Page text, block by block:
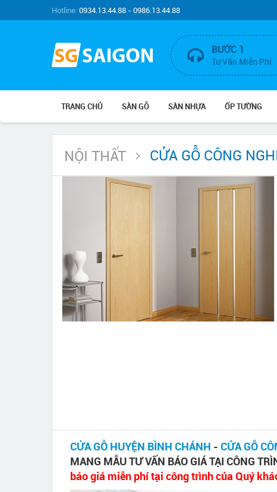
Hotline:0934.13.44.88 - 0986.13.44.88
BƯỚC 1
Tư Vấn Miễn Phí
TRANG CHỦ SÀN GỖ SÀN NHỰA ỐP TƯỜNG
NỘI THẤT CỬA GỖ CÔNG
CỬA GỖ HUYỆN BÌNH CHÁNH - CỬA GỖ
MANG MẪU TƯ VẤN BÁO GIÁ TẠI CÔNG
báo giá miễn phí tại công trình của Quý